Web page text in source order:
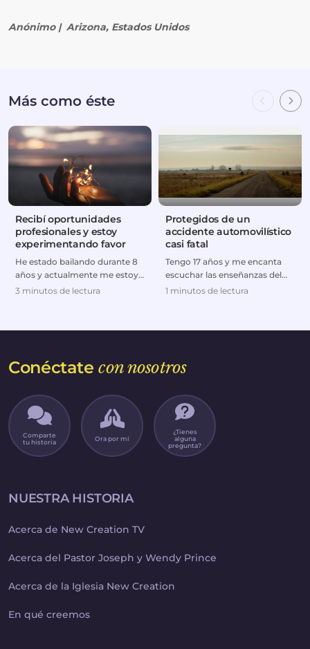
Anónimo | Arizona, Estados Unidos
Más como éste
Recibí oportunidades
profesionales y estoy
experimentando favor
He estado bailando durante 8
años y actualmente me estoy
preparando para hacer de la
3 minutos de lectura
Protegidos de un
accidente automovilístico
casi fatal
Tengo 17 años y me encanta
escuchar las enseñanzas del
Pastor Prince.
1 minutos de lectura
Conéctatecon nosotros
Comparte
tu historia
Ora por mí
¿Tienes
alguna
pregunta?
NUESTRA HISTORIA
Acerca de New Creation TV
Acerca del Pastor Joseph y Wendy Prince
Acerca de la Iglesia New Creation
En qué creemos